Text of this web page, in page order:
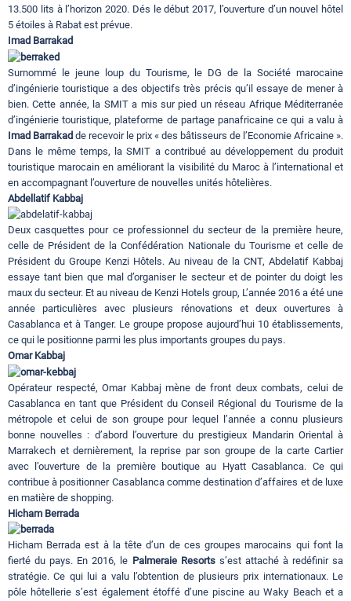
13.500 lits à l’horizon 2020. Dés le début 2017, l’ouverture d’un nouvel hôtel
5 étoiles à Rabat est prévue.
Imad Barrakad
Surnommé le jeune loup du Tourisme, le DG de la Société marocaine
d’ingénierie touristique a des objectifs très précis qu’il essaye de mener à
bien. Cette année, la SMIT a mis sur pied un réseau Afrique Méditerranée
d’ingénierie touristique, plateforme de partage panafricaine ce qui a valu à
Imad Barrakad de recevoir le prix « des bâtisseurs de l’Economie Africaine ».
Dans le même temps, la SMIT a contribué au développement du produit
touristique marocain en améliorant la visibilité du Maroc à l’international et
en accompagnant l’ouverture de nouvelles unités hôtelières.
Abdellatif Kabbaj
Deux casquettes pour ce professionnel du secteur de la première heure,
celle de Président de la Confédération Nationale du Tourisme et celle de
Président du Groupe Kenzi Hôtels. Au niveau de la CNT, Abdelatif Kabbaj
essaye tant bien que mal d’organiser le secteur et de pointer du doigt les
maux du secteur. Et au niveau de Kenzi Hotels group, L’année 2016 a été une
année particulières avec plusieurs rénovations et deux ouvertures à
Casablanca et à Tanger. Le groupe propose aujourd’hui 10 établissements,
ce qui le positionne parmi les plus importants groupes du pays.
Omar Kabbaj
Opérateur respecté, Omar Kabbaj mène de front deux combats, celui de
Casablanca en tant que Président du Conseil Régional du Tourisme de la
métropole et celui de son groupe pour lequel l’année a connu plusieurs
bonne nouvelles : d’abord l’ouverture du prestigieux Mandarin Oriental à
Marrakech et dernièrement, la reprise par son groupe de la carte Cartier
avec l’ouverture de la première boutique au Hyatt Casablanca. Ce qui
contribue à positionner Casablanca comme destination d’affaires et de luxe
en matière de shopping.
Hicham Berrada
Hicham Berrada est à la tête d’un de ces groupes marocains qui font la
fierté du pays. En 2016, le Palmeraie Resortss’est attaché à redéfinir sa
stratégie. Ce qui lui a valu l’obtention de plusieurs prix internationaux. Le
pôle hôtellerie s’est également étoffé d’une piscine au Waky Beach et a